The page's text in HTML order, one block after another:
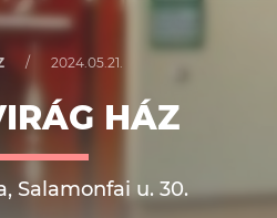
/ 2024.05.21.
HÁZ
Salamonfai u. 30.